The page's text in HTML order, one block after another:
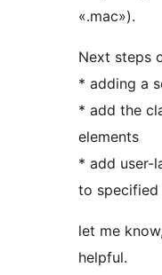
«.mac»).
Next steps
* adding a
* add the
elements
* add user-
to specified
let me
helpful.